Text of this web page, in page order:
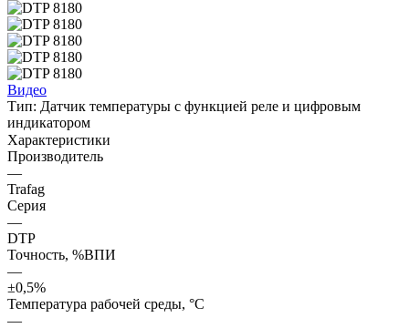
Видео
Тип: Датчик температуры с функцией реле и цифровым
индикатором
Характеристики
Производитель
—
Trafag
Серия
—
DTP
Точность, %ВПИ
—
±0,5%
Температура рабочей среды, °С
—